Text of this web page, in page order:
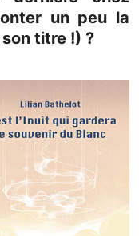
un peu la
titre !) ?